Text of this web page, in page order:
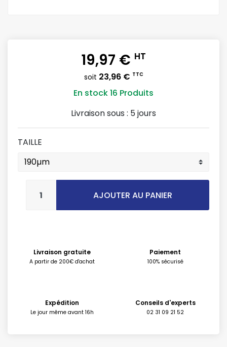
19,97 € HT
soit 23,96 € TTC
En stock16 Produits
Livraison sous : 5 jours
TAILLE
AJOUTER AU PANIER
Livraison gratuite
A partir de 200€ d'achat
Paiement
100% sécurisé
Expédition
Le jour même avant 16h
Conseils d'experts
02 31 09 21 52